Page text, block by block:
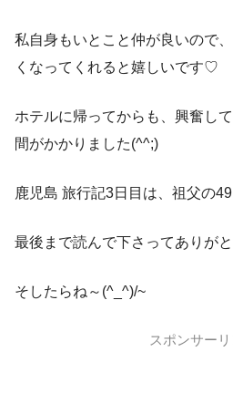
私自身もいとこと仲が良いので
くなってくれると嬉しいです♡
ホテルに帰ってからも、興奮し
間がかかりました(^^;)
鹿児島 旅行記3日目は、祖父の
最後まで読んで下さってありが
そしたらね～(^_^)/~
スポンサーリ